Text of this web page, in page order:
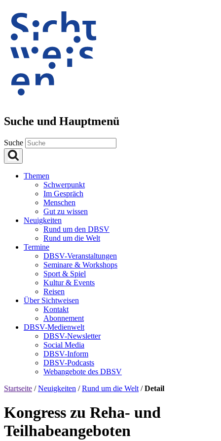
Suche und Hauptmenü
Suche
Themen
Schwerpunkt
Im Gespräch
Menschen
Gut zu wissen
Neuigkeiten
Rund um den DBSV
Rund um die Welt
Termine
DBSV-Veranstaltungen
Seminare & Workshops
Sport & Spiel
Kultur & Events
Reisen
Über Sichtweisen
Kontakt
Abonnement
DBSV-Medienwelt
DBSV-Newsletter
Social Media
DBSV-Inform
DBSV-Podcasts
Webangebote des DBSV
Startseite /Neuigkeiten /Rund um die Welt /Detail
Kongress zu Reha- und
Teilhabeangeboten